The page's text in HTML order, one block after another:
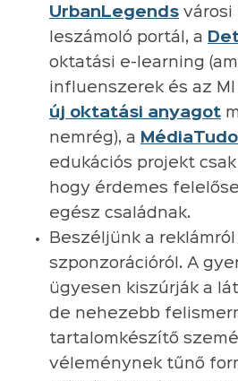
UrbanLegends városi
leszámoló portál, a
oktatási e-learning
influenszerek és az
új oktatási anyagot
nemrég), a
edukációs projekt
hogy érdemes
egész családnak.
Beszéljünk a reklámról
szponzorációról. A
ügyesen kiszúrják a
de nehezebb
tartalomkészítő
véleménynek tűnő